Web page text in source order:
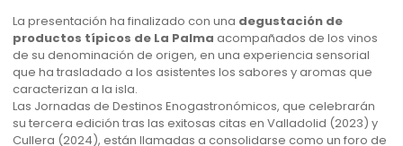
La presentación ha finalizado con una degustación de
productos típicos de La Palma acompañados de los vinos
de su denominación de origen, en una experiencia sensorial
que ha trasladado a los asistentes los sabores y aromas que
caracterizan a la isla.
Las Jornadas de Destinos Enogastronómicos, que celebrarán
su tercera edición tras las exitosas citas en Valladolid (2023) y
Cullera (2024), están llamadas a consolidarse como un foro de